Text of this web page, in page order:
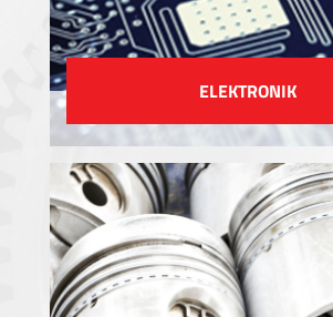
ELEKTRONIK